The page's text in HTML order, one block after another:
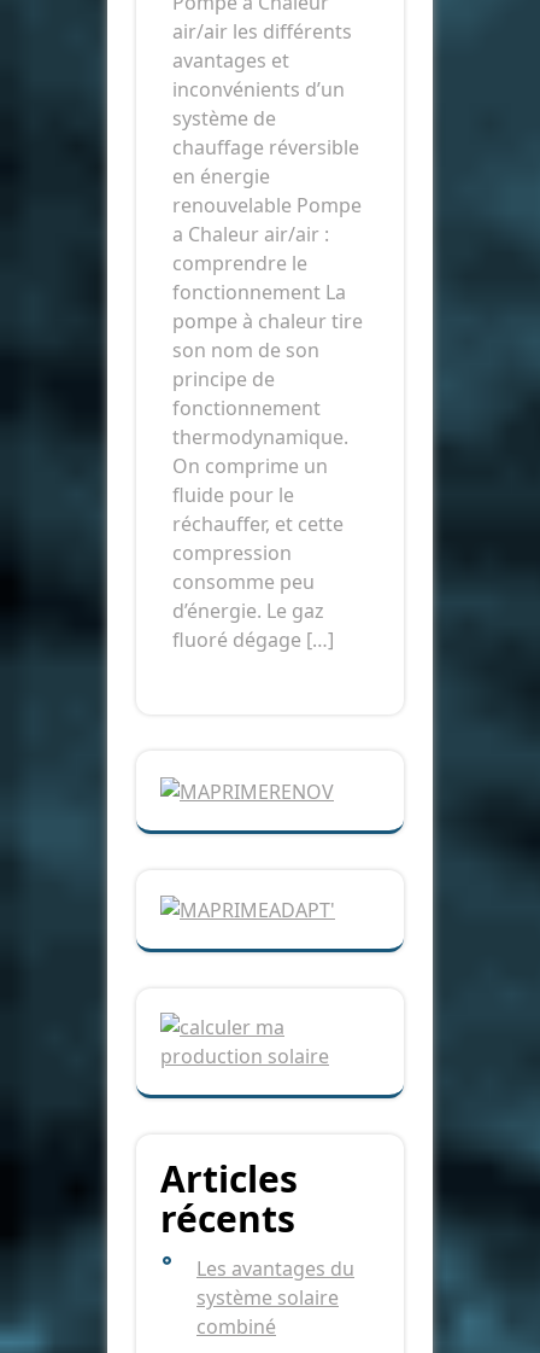
air/air les différents
avantages et
inconvénients d’un
système de
chauffage réversible
en énergie
renouvelable Pompe
a Chaleur air/air :
comprendre le
fonctionnement La
pompe à chaleur tire
son nom de son
principe de
fonctionnement
thermodynamique.
On comprime un
fluide pour le
réchauffer, et cette
compression
consomme peu
d’énergie. Le gaz
fluoré dégage […]
Articles
récents
Les avantages du
système solaire
combiné